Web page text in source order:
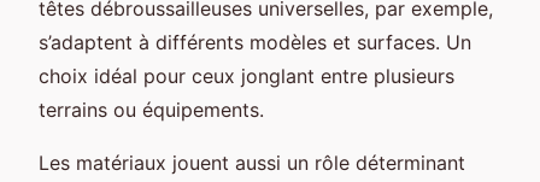
têtes débroussailleuses universelles, par exemple,
s’adaptent à différents modèles et surfaces. Un
choix idéal pour ceux jonglant entre plusieurs
terrains ou équipements.
Les matériaux jouent aussi un rôle déterminant